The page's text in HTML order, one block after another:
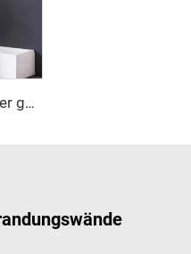
Gestreifter gebogener Glasknauf für freistehende Badewanne